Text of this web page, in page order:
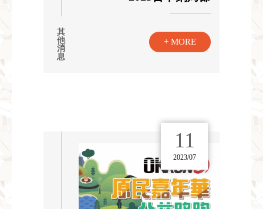
其
他
消
息
+ MORE
11
2023/07